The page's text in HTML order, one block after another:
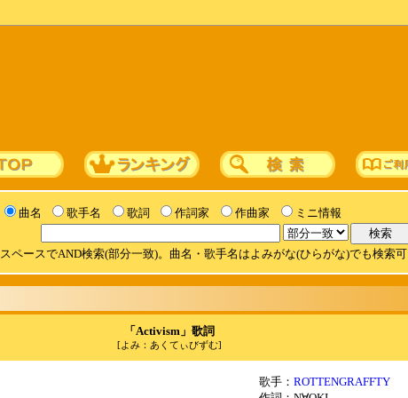
曲名 歌手名 歌詞 作詞家 作曲家 ミニ情報
スペースでAND検索(部分一致)。曲名・歌手名はよみがな(ひらがな)でも検索
「Activism」歌詞
[よみ：あくてぃびずむ]
歌手： ROTTENGRAFFTY